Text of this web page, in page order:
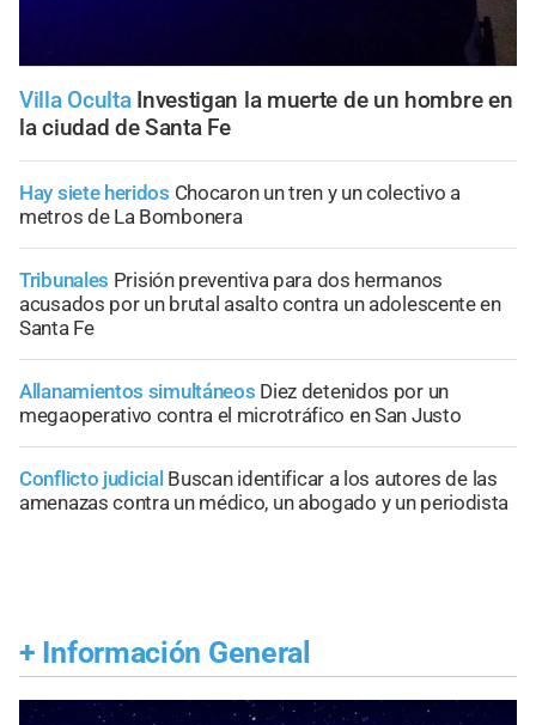
Villa Oculta Investigan la muerte de un hombre en
la ciudad de Santa Fe
Hay siete heridos Chocaron un tren y un colectivo a
metros de La Bombonera
Tribunales Prisión preventiva para dos hermanos
acusados por un brutal asalto contra un adolescente en
Santa Fe
Allanamientos simultáneos Diez detenidos por un
megaoperativo contra el microtráfico en San Justo
Conflicto judicial Buscan identificar a los autores de las
amenazas contra un médico, un abogado y un periodista
+ Información General